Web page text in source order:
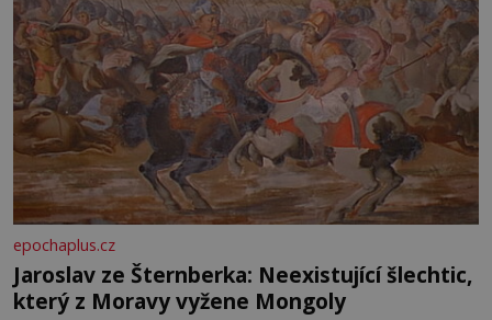
epochaplus.cz
Jaroslav ze Šternberka: Neexistující šlechtic,
který z Moravy vyžene Mongoly